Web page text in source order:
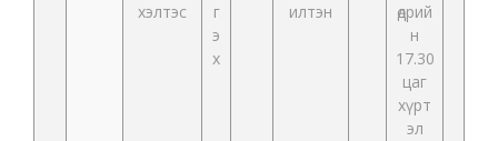
хэлтэс
г
э
х
илтэн
өдрий
н
17.30
цаг
хүрт
эл